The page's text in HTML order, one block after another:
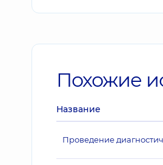
Похожие
Название
Проведение